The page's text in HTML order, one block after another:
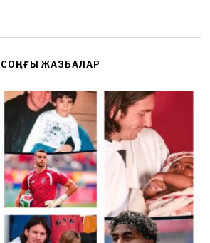
СОҢҒЫ ЖАЗБАЛАР